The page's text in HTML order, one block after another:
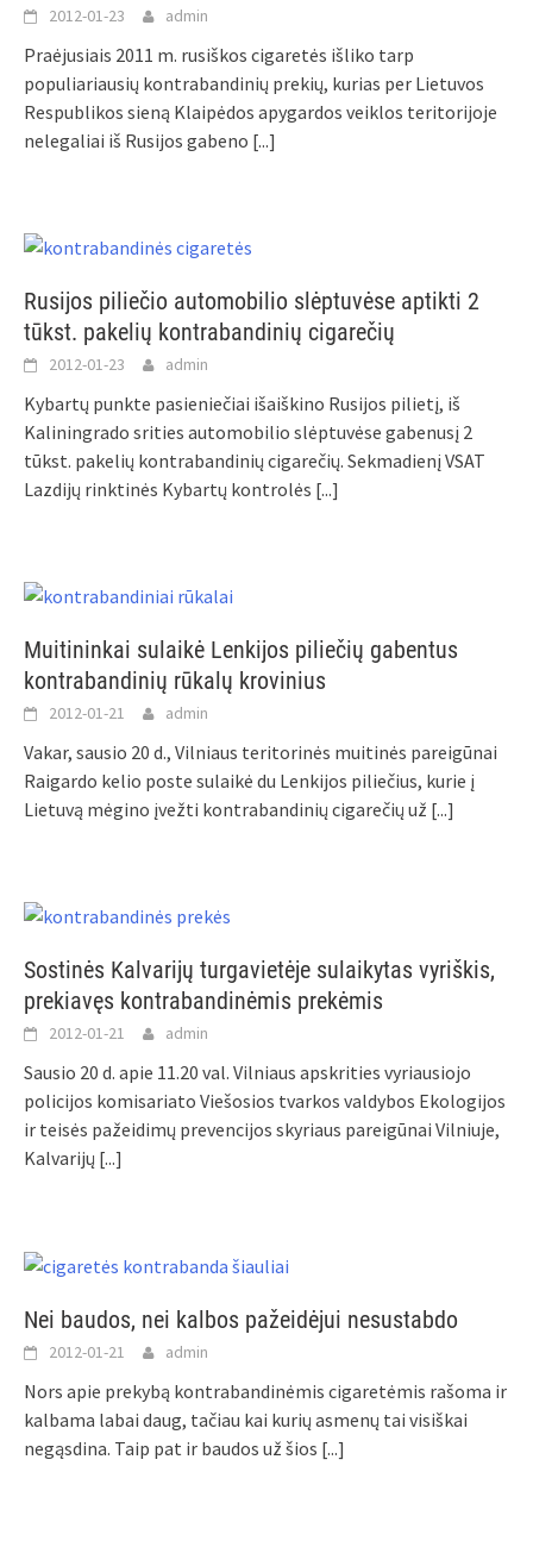
2012-01-23 admin
Praėjusiais 2011 m. rusiškos cigaretės išliko tarp
populiariausių kontrabandinių prekių, kurias per Lietuvos
Respublikos sieną Klaipėdos apygardos veiklos teritorijoje
nelegaliai iš Rusijos gabeno [...]
Rusijos piliečio automobilio slėptuvėse aptikti 2
tūkst. pakelių kontrabandinių cigarečių
2012-01-23 admin
Kybartų punkte pasieniečiai išaiškino Rusijos pilietį, iš
Kaliningrado srities automobilio slėptuvėse gabenusį 2
tūkst. pakelių kontrabandinių cigarečių. Sekmadienį VSAT
Lazdijų rinktinės Kybartų kontrolės [...]
Muitininkai sulaikė Lenkijos piliečių gabentus
kontrabandinių rūkalų krovinius
2012-01-21 admin
Vakar, sausio 20 d., Vilniaus teritorinės muitinės pareigūnai
Raigardo kelio poste sulaikė du Lenkijos piliečius, kurie į
Lietuvą mėgino įvežti kontrabandinių cigarečių už [...]
Sostinės Kalvarijų turgavietėje sulaikytas vyriškis,
prekiavęs kontrabandinėmis prekėmis
2012-01-21 admin
Sausio 20 d. apie 11.20 val. Vilniaus apskrities vyriausiojo
policijos komisariato Viešosios tvarkos valdybos Ekologijos
ir teisės pažeidimų prevencijos skyriaus pareigūnai Vilniuje,
Kalvarijų [...]
Nei baudos, nei kalbos pažeidėjui nesustabdo
2012-01-21 admin
Nors apie prekybą kontrabandinėmis cigaretėmis rašoma ir
kalbama labai daug, tačiau kai kurių asmenų tai visiškai
negąsdina. Taip pat ir baudos už šios [...]